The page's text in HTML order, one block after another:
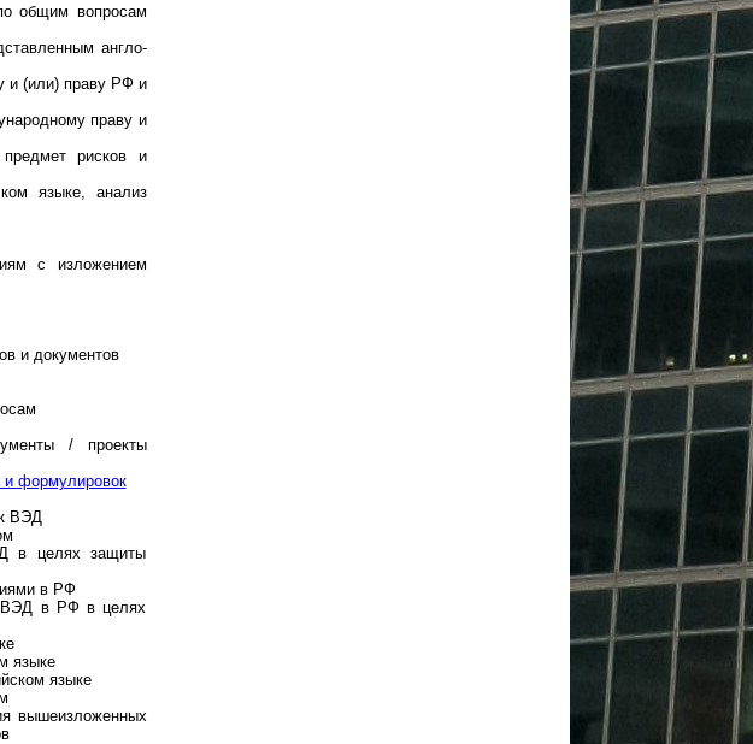
общим вопросам
ан­г­ло­
и (или) праву РФ и
праву и
рисков и
языке, анализ
с изложением
и документов
/ проекты
и формулировок
ВЭД
в целях защиты
в РФ
ВЭД в РФ в целях
языке
языке
вышеизложенных